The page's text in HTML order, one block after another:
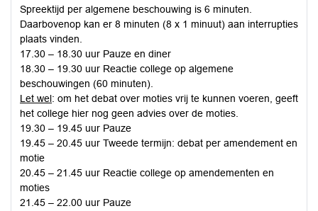
Spreektijd per algemene beschouwing is 6 minuten.
Daarbovenop kan er 8 minuten (8 x 1 minuut) aan interrupties
plaats vinden.
17.30 – 18.30 uur Pauze en diner
18.30 – 19.30 uur Reactie college op algemene
beschouwingen (60 minuten).
Let wel: om het debat over moties vrij te kunnen voeren, geeft
het college hier nog geen advies over de moties.
19.30 – 19.45 uur Pauze
19.45 – 20.45 uur Tweede termijn: debat per amendement en
motie
20.45 – 21.45 uur Reactie college op amendementen en
moties
21.45 – 22.00 uur Pauze